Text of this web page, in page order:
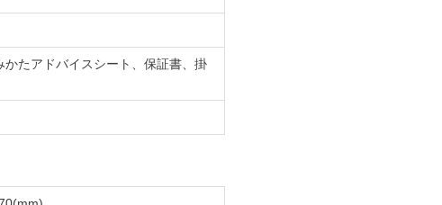
たアドバイスシート、保証書、掛